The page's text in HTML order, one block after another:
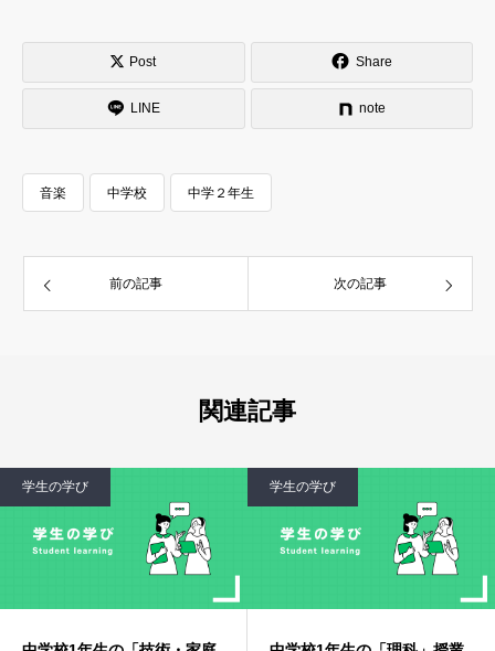
Post Share
LINE note
音楽 中学校 中学２年生
前の記事 次の記事
関連記事
学生の学び 学生の学び